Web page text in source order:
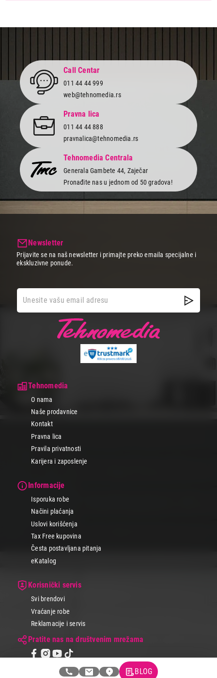
Call Centar
011 44 44 999
web@tehnomedia.rs
Pravna lica
011 44 44 888
pravnalica@tehnomedia.rs
Tehnomedia Centrala
Generala Gambete 44, Zaječar
Pronađite nas u jednom od 50 gradova!
Tehnomedia
O nama
Naše prodavnice
Kontakt
Pravna lica
Pravila privatnosti
Karijera i zaposlenje
Informacije
Isporuka robe
Načini plaćanja
Uslovi korišćenja
Tax Free kupovina
Česta postavljana pitanja
eKatalog
Korisnički servis
Svi brendovi
Vraćanje robe
Reklamacije i servis
Pratite nas na društvenim mrežama
Newsletter
Prijavite se na naš newsletter i primajte preko emaila specijalne i
ekskluzivne ponude.
BLOG